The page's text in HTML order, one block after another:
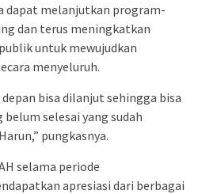
dapat melanjutkan program-
dan terus meningkatkan
untuk mewujudkan
menyeluruh.
bisa dilanjut sehingga bisa
selesai yang sudah
pungkasnya.
selama periode
apresiasi dari berbagai